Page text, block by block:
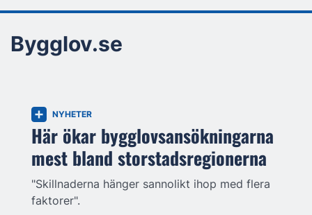
Bygglov.se
NYHETER
Här ökar bygglovsansökningarna
mest bland storstadsregionerna
"Skillnaderna hänger sannolikt ihop med flera
faktorer".